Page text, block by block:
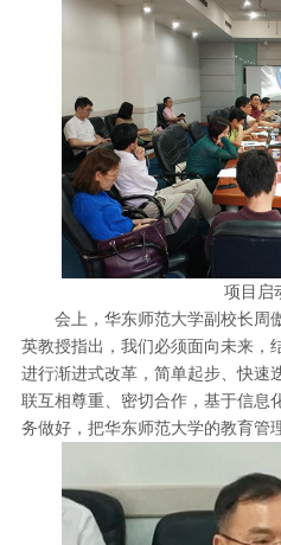
项目启
会上，华东师范大学副校长周
英教授指出，我们必须面向未来，
进行渐进式改革，简单起步、快速
联互相尊重、密切合作，基于信息
务做好，把华东师范大学的教育管